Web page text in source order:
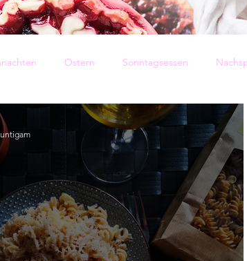
Ostern Sonntagsessen
Gesundheit Vorspeisen
Getränke Grillen Fleischgerichte
Vorspeisen Zuckerarm Vegan